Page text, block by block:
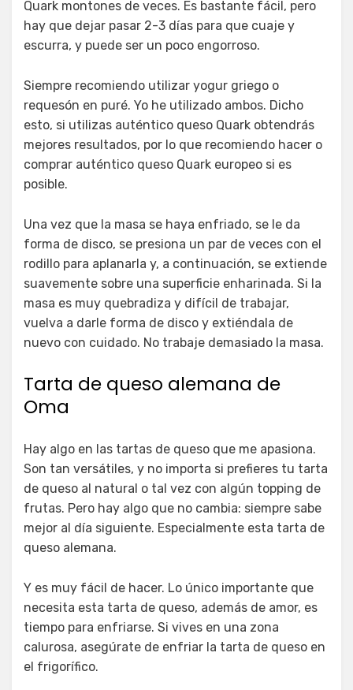
Quark montones de veces. Es bastante fácil, pero
hay que dejar pasar 2-3 días para que cuaje y
escurra, y puede ser un poco engorroso.
Siempre recomiendo utilizar yogur griego o
requesón en puré. Yo he utilizado ambos. Dicho
esto, si utilizas auténtico queso Quark obtendrás
mejores resultados, por lo que recomiendo hacer o
comprar auténtico queso Quark europeo si es
posible.
Una vez que la masa se haya enfriado, se le da
forma de disco, se presiona un par de veces con el
rodillo para aplanarla y, a continuación, se extiende
suavemente sobre una superficie enharinada. Si la
masa es muy quebradiza y difícil de trabajar,
vuelva a darle forma de disco y extiéndala de
nuevo con cuidado. No trabaje demasiado la masa.
Tarta de queso alemana de
Oma
Hay algo en las tartas de queso que me apasiona.
Son tan versátiles, y no importa si prefieres tu tarta
de queso al natural o tal vez con algún topping de
frutas. Pero hay algo que no cambia: siempre sabe
mejor al día siguiente. Especialmente esta tarta de
queso alemana.
Y es muy fácil de hacer. Lo único importante que
necesita esta tarta de queso, además de amor, es
tiempo para enfriarse. Si vives en una zona
calurosa, asegúrate de enfriar la tarta de queso en
el frigorífico.